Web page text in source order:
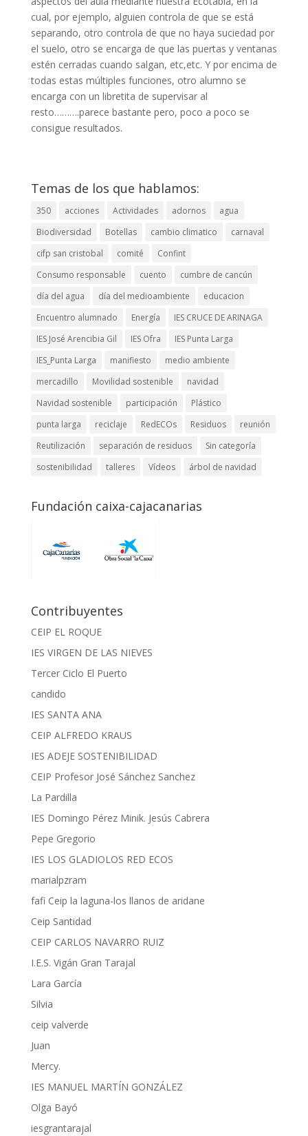
cual, por ejemplo, alguien controla de que se está
separando, otro controla de que no haya suciedad por
el suelo, otro se encarga de que las puertas y ventanas
estén cerradas cuando salgan, etc,etc. Y por encima de
todas estas múltiples funciones, otro alumno se
encarga con un libretita de supervisar al
resto……….parece bastante pero, poco a poco se
consigue resultados.
Temas de los que hablamos:
350 acciones Actividades adornos
agua
Biodiversidad
Botellas cambio climatico
carnaval
cifp san cristobal
comité
Confint
Consumo responsable
cuento
cumbre de cancún
día del agua
día del medioambiente
educacion
Encuentro alumnado
Energía
IES CRUCE DE ARINAGA
IES José Arencibia Gil
IES Ofra
IES Punta Larga
IES_Punta Larga
manifiesto
medio ambiente
mercadillo
Movilidad sostenible
navidad
Navidad sostenible
participación
Plástico
punta larga
reciclaje RedECOs Residuos
reunión
Reutilización
separación de residuos
Sin categoría
sostenibilidad
talleres Vídeos árbol de navidad
Fundación caixa-cajacanarias
Contribuyentes
CEIP EL ROQUE
IES VIRGEN DE LAS NIEVES
Tercer Ciclo El Puerto
candido
IES SANTA ANA
CEIP ALFREDO KRAUS
IES ADEJE SOSTENIBILIDAD
CEIP Profesor José Sánchez Sanchez
La Pardilla
IES Domingo Pérez Minik. Jesús Cabrera
Pepe Gregorio
IES LOS GLADIOLOS RED ECOS
marialpzram
fafi Ceip la laguna-los llanos de aridane
Ceip Santidad
CEIP CARLOS NAVARRO RUIZ
I.E.S. Vigán Gran Tarajal
Lara García
Silvia
ceip valverde
Juan
Mercy.
IES MANUEL MARTÍN GONZÁLEZ
Olga Bayó
iesgrantarajal